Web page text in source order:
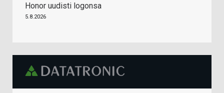
Honor uudisti logonsa
5.8.2026